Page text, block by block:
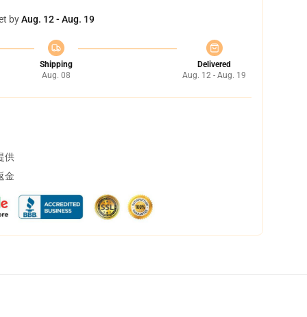
byAug. 12 - Aug. 19
Shipping
Aug. 08
Delivered
Aug. 12 - Aug. 19
供
金